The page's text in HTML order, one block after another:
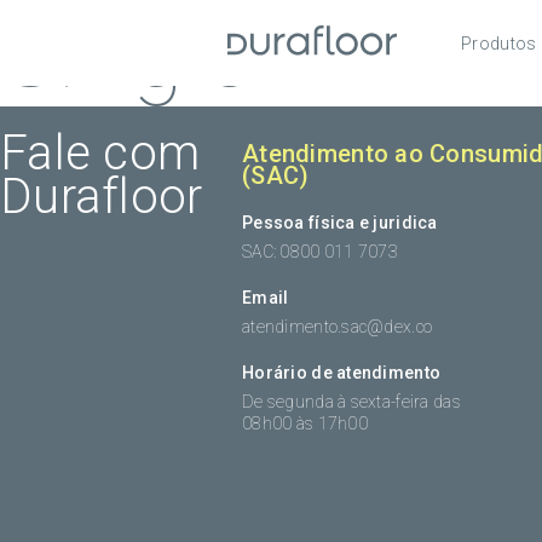
Produtos
Single
Fale com
Durafloor
Atendimento ao
(SAC)
Pessoa física e juridica
SAC: 0800 011 7073
Email
atendimento.sac@dex.co
Horário de atendimento
De segunda à sexta-feira das
08h00 às 17h00